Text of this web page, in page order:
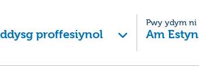
proffesiynol
Pwy ydym ni
Am Estyn